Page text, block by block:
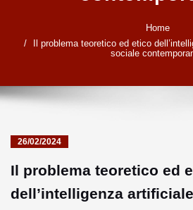
Home
Il problema teoretico ed etico
sociale
26/02/2024
Il problema teoretico ed
dell’intelligenza